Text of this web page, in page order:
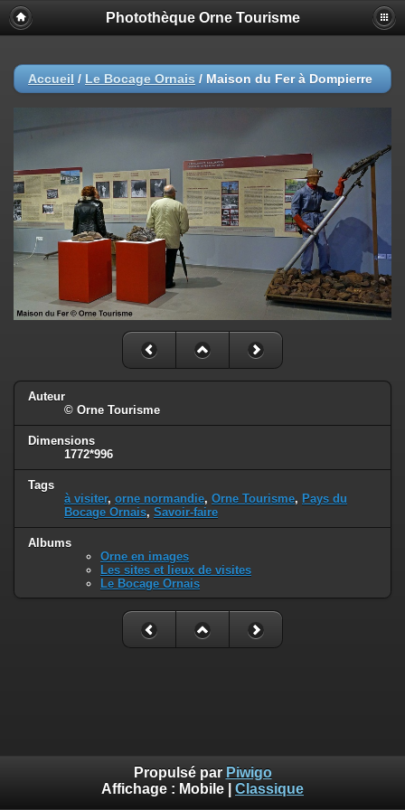
Photothèque Orne Tourisme
Accueil / Le Bocage Ornais / Maison du Fer à Dompierre
Auteur
© Orne Tourisme
Dimensions
1772*996
Tags
à visiter, orne normandie, Orne Tourisme, Pays du
Bocage Ornais, Savoir-faire
Albums
Orne en images
Les sites et lieux de visites
Le Bocage Ornais
Propulsé par Piwigo
Affichage : Mobile Classique